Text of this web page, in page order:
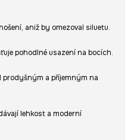
aniž by omezoval siluetu.
pohodlné usazení na bocích.
prodyšným a příjemným na
lehkost a moderní